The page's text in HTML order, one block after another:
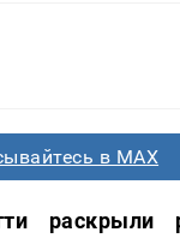
в MAX
раскрыли